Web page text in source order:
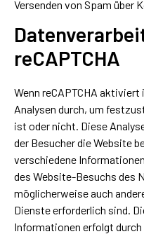
Versenden von Spam über
reCAPTCHA
Wenn reCAPTCHA
Analysen durch, um
ist oder nicht. Diese
der Besucher die Website
verschiedene
des Website-Besuchs des
möglicherweise auch
Dienste erforderlich sind.
Informationen erfolgt